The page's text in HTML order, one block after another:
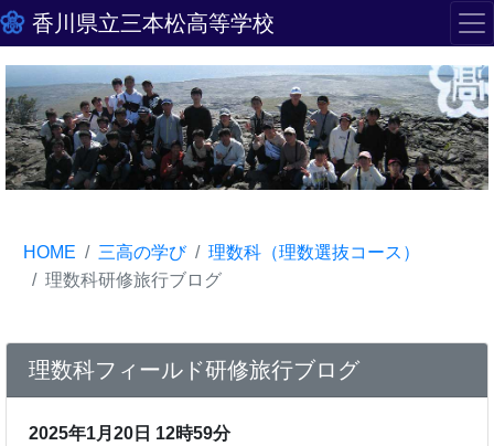
香川県立三本松高等学校
HOME 三高の学び
理数科（理数選抜コース）
理数科研修旅行ブログ
理数科フィールド研修旅行ブログ
2025年1月20日 12時59分